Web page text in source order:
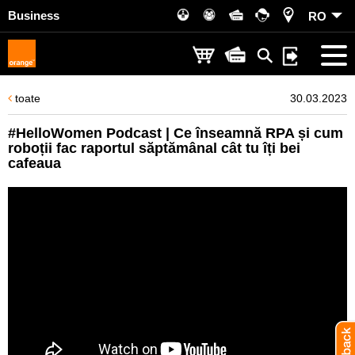
Business RO
toate 30.03.2023
#HelloWomen Podcast | Ce înseamnă RPA și cum
roboții fac raportul săptămânal cât tu îți bei
cafeaua